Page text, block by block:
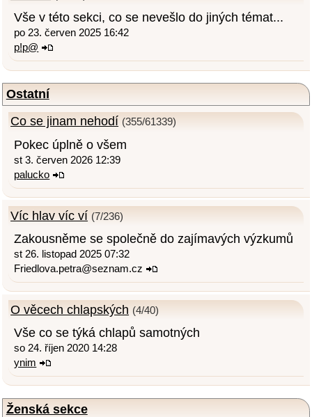
Vše v této sekci, co se nevešlo do jiných témat...
po 23. červen 2025 16:42
p!p@
Ostatní
Co se jinam nehodí (355/61339)
Pokec úplně o všem
st 3. červen 2026 12:39
palucko
Víc hlav víc ví (7/236)
Zakousněme se společně do zajímavých výzkumů
st 26. listopad 2025 07:32
Friedlova.petra@seznam.cz
O věcech chlapských (4/40)
Vše co se týká chlapů samotných
so 24. říjen 2020 14:28
ynim
Ženská sekce